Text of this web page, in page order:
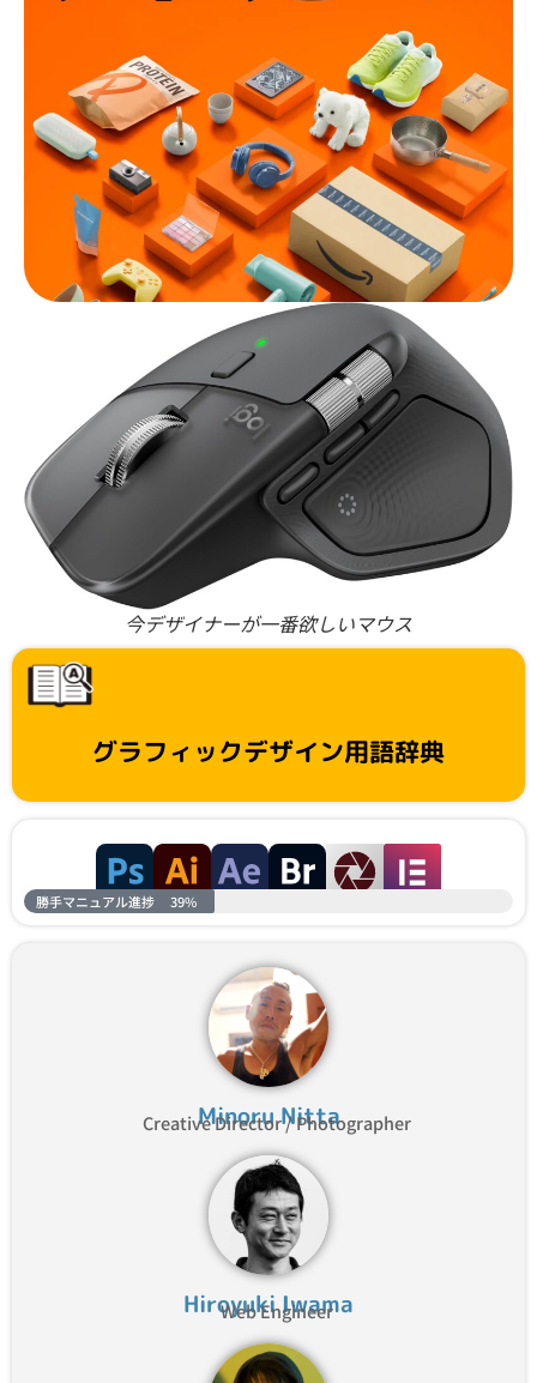
今デザイナーが一番欲しいマウス
グラフィックデザイン用語辞典
勝手マニュアル進捗 39%
Minoru Nitta
Creative Director / Photographer
Hiroyuki Iwama
Web Engineer